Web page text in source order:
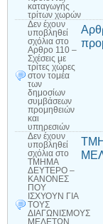
καταγωγής
τρίτων χωρών
Δεν έχουν
υποβληθεί
σχόλια στο
Αρθρο 110 –
Σχέσεις με
τρίτες χώρες
στον τομέα
των
δημοσίων
συμβάσεων
προμηθειών
και
υπηρεσιών
Δεν έχουν
υποβληθεί
σχόλια στο
ΤΜΗΜΑ
ΔΕΥΤΕΡΟ –
ΚΑΝΟΝΕΣ
ΠΟΥ
ΙΣΧΥΟΥΝ ΓΙΑ
ΤΟΥΣ
ΔΙΑΓΩΝΙΣΜΟΥΣ
ΜΕΛΕΤΩΝ